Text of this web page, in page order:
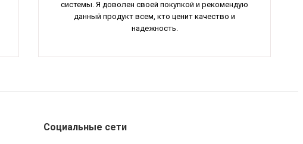
системы. Я доволен своей покупкой и рекомендую
данный продукт всем, кто ценит качество и
надежность.
Социальные сети